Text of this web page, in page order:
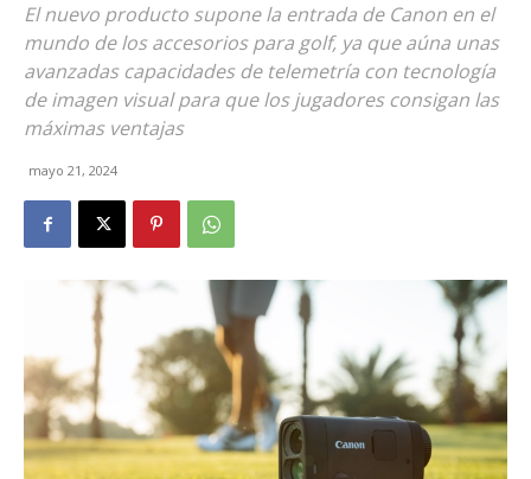
El nuevo producto supone la entrada de Canon en el
mundo de los accesorios para golf, ya que aúna unas
avanzadas capacidades de telemetría con tecnología
de imagen visual para que los jugadores consigan las
máximas ventajas
mayo 21, 2024